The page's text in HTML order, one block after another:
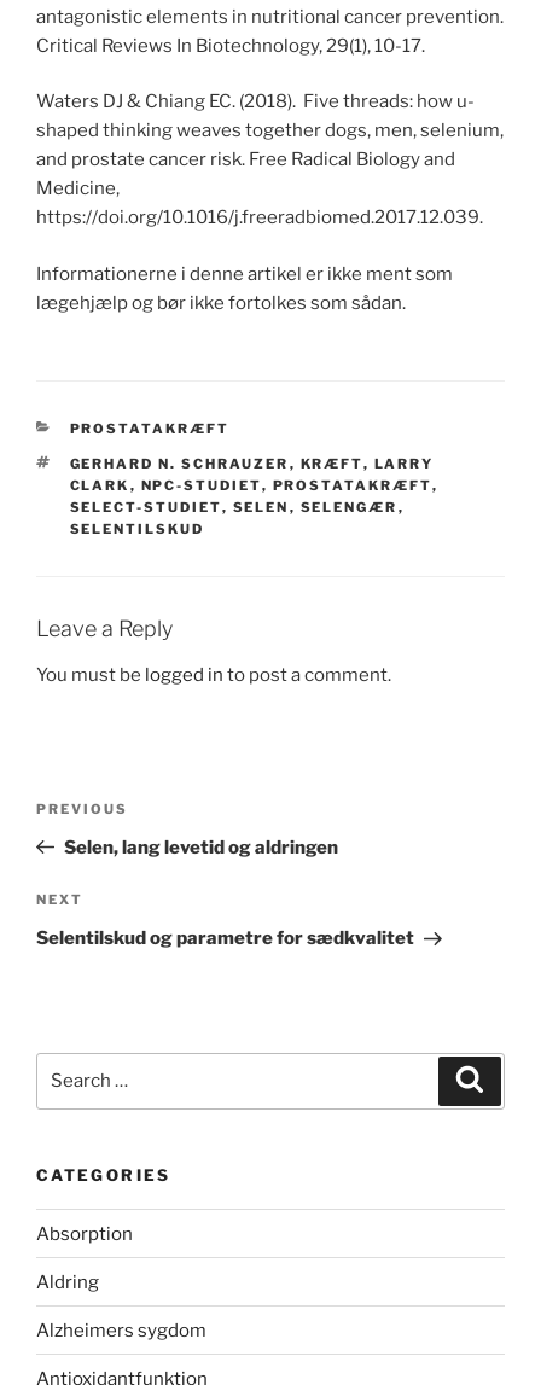
antagonistic elements in nutritional cancer prevention.
Critical Reviews In Biotechnology, 29(1), 10-17.
Waters DJ & Chiang EC. (2018). Five threads: how u-
shaped thinking weaves together dogs, men, selenium,
and prostate cancer risk. Free Radical Biology and
Medicine,
https://doi.org/10.1016/j.freeradbiomed.2017.12.039.
Informationerne i denne artikel er ikke ment som
lægehjælp og bør ikke fortolkes som sådan.
CATEGORIES
PROSTATAKRÆFT
TAGS
GERHARD N. SCHRAUZER , KRÆFT, LARRY
CLARK , NPC-STUDIET, PROSTATAKRÆFT,
SELECT-STUDIET, SELEN , SELENGÆR ,
SELENTILSKUD
Leave a Reply
You must be logged in to post a comment.
Previous
Post
PREVIOUS
Selen, lang levetid og aldringen
Next
Post
NEXT
Selentilskud og parametre for sædkvalitet
CATEGORIES
Absorption
Aldring
Alzheimers sygdom
Antioxidantfunktion